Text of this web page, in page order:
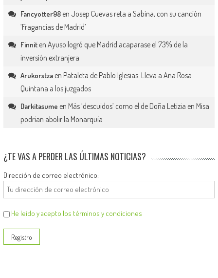
Fancyotter98en Josep Cuevas reta a Sabina, con su canción
‘Fragancias de Madrid’
Finniten Ayuso logró que Madrid acaparase el 73% de la
inversión extranjera
Arukorstzaen Pataleta de Pablo Iglesias: Lleva a Ana Rosa
Quintana a los juzgados
Darkitasume en Más ‘descuidos’ como el de Doña Letizia en Misa
podrían abolir la Monarquía
¿TE VAS A PERDER LAS ÚLTIMAS NOTICIAS?
Dirección de correo electrónico:
He leído y acepto los términos y condiciones